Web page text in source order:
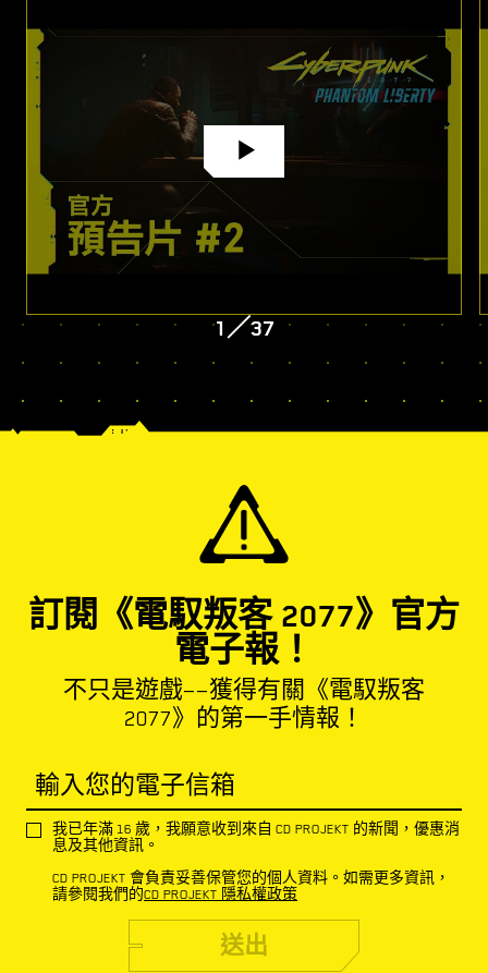
1 ／37
訂閱《電馭叛客 2077》官方
電子報！
不只是遊戲——獲得有關《電馭叛客
2077》的第一手情報！
輸入您的電子信箱
我已年滿 16 歲，我願意收到來自 CD PROJEKT 的新聞，優惠消
息及其他資訊。
CD PROJEKT 會負責妥善保管您的個人資料。如需更多資訊，
請參閱我們的CD PROJEKT 隱私權政策
送出